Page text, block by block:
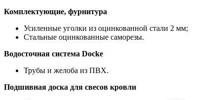
Комплектующие, фурнитура
Усиленные уголки из оцинкованной стали 2 мм;
Стальные оцинкованные саморезы.
Водосточная система Docke
Трубы и желоба из ПВХ.
Подшивная доска для свесов кровли